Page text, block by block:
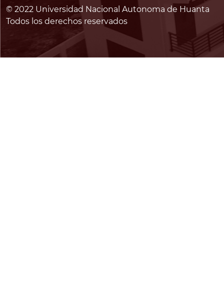
© 2022 Universidad Nacional Autonoma de Huanta
Todos los derechos reservados